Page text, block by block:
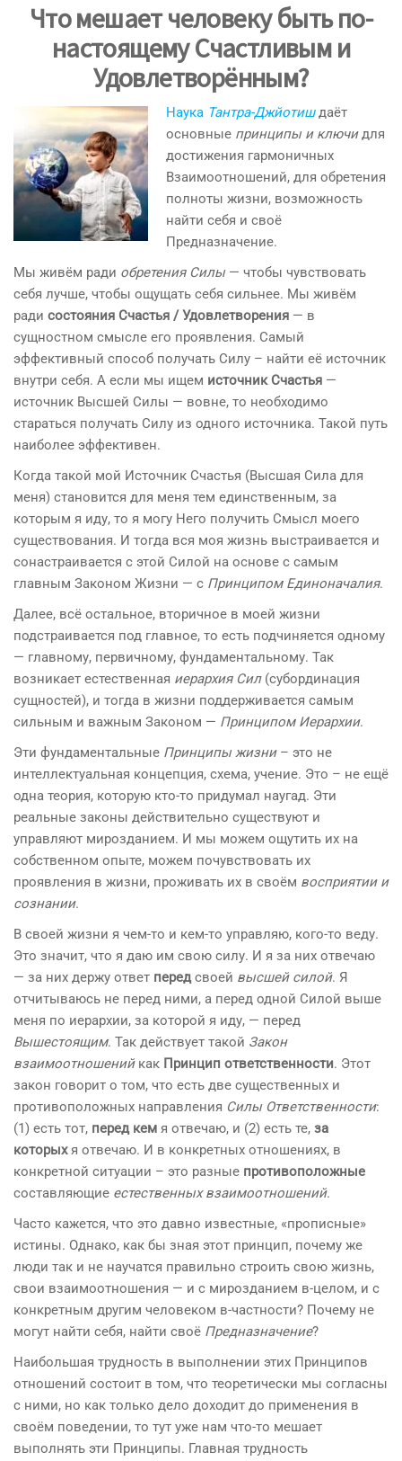
Что мешает человеку быть по-
настоящему Счастливым и
Удовлетворённым?
Наука Тантра-Джйотишдаёт
основные принципы и ключидля
достижения гармоничных
Взаимоотношений, для обретения
полноты жизни, возможность
найти себя и своё
Предназначение.
Мы живём ради обретения Силы— чтобы чувствовать
себя лучше, чтобы ощущать себя сильнее. Мы живём
ради состояния Счастья / Удовлетворения — в
сущностном смысле его проявления. Самый
эффективный способ получать Силу – найти её источник
внутри себя. А если мы ищем источник Счастья —
источник Высшей Силы — вовне, то необходимо
стараться получать Силу из одного источника. Такой путь
наиболее эффективен.
Когда такой мой Источник Счастья (Высшая Сила для
меня) становится для меня тем единственным, за
которым я иду, то я могу Него получить Смысл моего
существования. И тогда вся моя жизнь выстраивается и
сонастраивается с этой Силой на основе с самым
главным Законом Жизни — с Принципом Единоначалия.
Далее, всё остальное, вторичное в моей жизни
подстраивается под главное, то есть подчиняется одному
— главному, первичному, фундаментальному. Так
возникает естественная иерархия Сил(субординация
сущностей), и тогда в жизни поддерживается самым
сильным и важным Законом — Принципом Иерархии.
Эти фундаментальные Принципы жизни– это не
интеллектуальная концепция, схема, учение. Это – не ещё
одна теория, которую кто-то придумал наугад. Эти
реальные законы действительно существуют и
управляют мирозданием. И мы можем ощутить их на
собственном опыте, можем почувствовать их
проявления в жизни, проживать их в своём восприятии и
сознании.
В своей жизни я чем-то и кем-то управляю, кого-то веду.
Это значит, что я даю им свою силу. И я за них отвечаю
— за них держу ответ передсвоей высшей силой. Я
отчитываюсь не перед ними, а перед одной Силой выше
меня по иерархии, за которой я иду, — перед
Вышестоящим. Так действует такой Закон
взаимоотношенийкак Принцип ответственности. Этот
закон говорит о том, что есть две существенных и
противоположных направления Силы Ответственности:
(1) есть тот, перед кем я отвечаю, и (2) есть те, за
которыхя отвечаю. И в конкретных отношениях, в
конкретной ситуации – это разные противоположные
составляющие естественных взаимоотношений.
Часто кажется, что это давно известные, «прописные»
истины. Однако, как бы зная этот принцип, почему же
люди так и не научатся правильно строить свою жизнь,
свои взаимоотношения — и с мирозданием в-целом, и с
конкретным другим человеком в-частности? Почему не
могут найти себя, найти своё Предназначение?
Наибольшая трудность в выполнении этих Принципов
отношений состоит в том, что теоретически мы согласны
с ними, но как только дело доходит до применения в
своём поведении, то тут уже нам что-то мешает
выполнять эти Принципы. Главная трудность